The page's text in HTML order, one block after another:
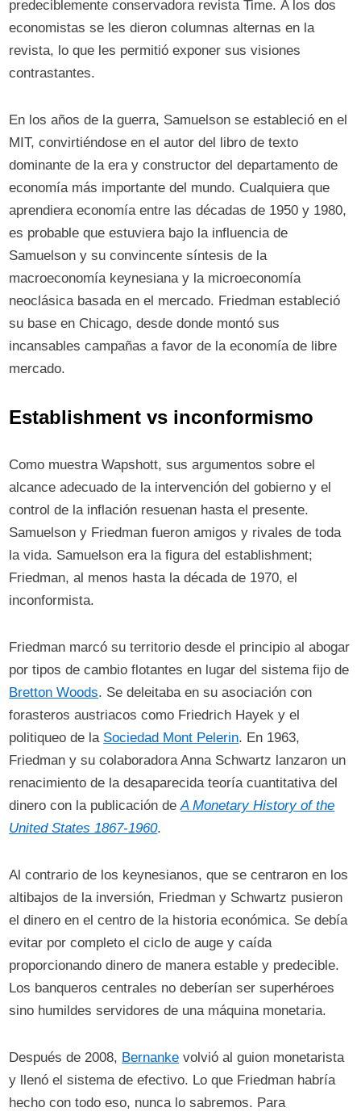
predeciblemente conservadora revista Time. A los dos
economistas se les dieron columnas alternas en la
revista, lo que les permitió exponer sus visiones
contrastantes.
En los años de la guerra, Samuelson se estableció en el
MIT, convirtiéndose en el autor del libro de texto
dominante de la era y constructor del departamento de
economía más importante del mundo. Cualquiera que
aprendiera economía entre las décadas de 1950 y 1980,
es probable que estuviera bajo la influencia de
Samuelson y su convincente síntesis de la
macroeconomía keynesiana y la microeconomía
neoclásica basada en el mercado. Friedman estableció
su base en Chicago, desde donde montó sus
incansables campañas a favor de la economía de libre
mercado.
Establishment vs inconformismo
Como muestra Wapshott, sus argumentos sobre el
alcance adecuado de la intervención del gobierno y el
control de la inflación resuenan hasta el presente.
Samuelson y Friedman fueron amigos y rivales de toda
la vida. Samuelson era la figura del establishment;
Friedman, al menos hasta la década de 1970, el
inconformista.
Friedman marcó su territorio desde el principio al abogar
por tipos de cambio flotantes en lugar del sistema fijo de
Bretton Woods. Se deleitaba en su asociación con
forasteros austriacos como Friedrich Hayek y el
politiqueo de la Sociedad Mont Pelerin. En 1963,
Friedman y su colaboradora Anna Schwartz lanzaron un
renacimiento de la desaparecida teoría cuantitativa del
dinero con la publicación deA Monetary History of the
United States 1867-1960.
Al contrario de los keynesianos, que se centraron en los
altibajos de la inversión, Friedman y Schwartz pusieron
el dinero en el centro de la historia económica. Se debía
evitar por completo el ciclo de auge y caída
proporcionando dinero de manera estable y predecible.
Los banqueros centrales no deberían ser superhéroes
sino humildes servidores de una máquina monetaria.
Después de 2008, Bernanke volvió al guion monetarista
y llenó el sistema de efectivo. Lo que Friedman habría
hecho con todo eso, nunca lo sabremos. Para